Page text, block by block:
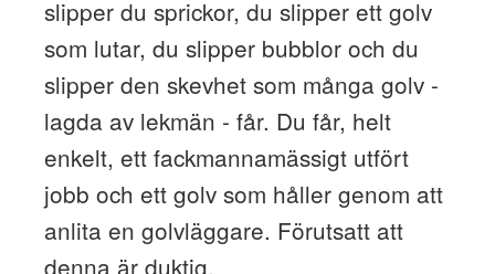
slipper du sprickor, du slipper ett golv
som lutar, du slipper bubblor och du
slipper den skevhet som många golv -
lagda av lekmän - får. Du får, helt
enkelt, ett fackmannamässigt utfört
jobb och ett golv som håller genom att
anlita en golvläggare. Förutsatt att
denna är duktig.